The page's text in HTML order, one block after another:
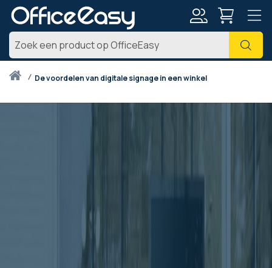
Zoek
Thuisde voordelen van digitale signage in een winkel